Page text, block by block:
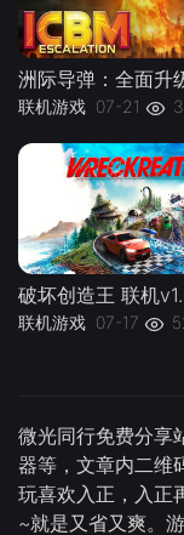
联机游戏 07-21
联机游戏 07-17
微光同行免费分享
器等，文章内二维
玩喜欢入正，入正
~就是又省又爽。